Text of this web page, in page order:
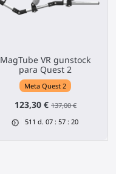
MagTube VR gunstock
para Quest 2
Meta Quest 2
123,30 € 137,00 €
511 d. 07 : 57 : 19